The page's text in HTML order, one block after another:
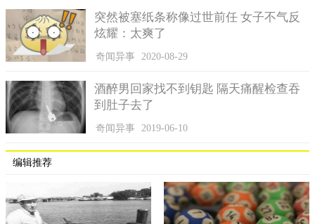
突然被塞纸条称像过世前任 女子不气反
炫耀：太爽了
奇闻异事 2020-08-29
酒醉男回家找不到钥匙 隔天痛醒检查吞
到肚子去了
奇闻异事 2019-06-10
编辑推荐